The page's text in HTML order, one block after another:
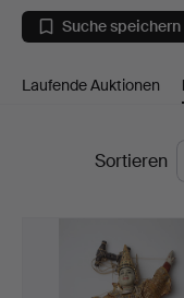
Suche speichern
Laufende Auktionen
EndpreiseSortieren